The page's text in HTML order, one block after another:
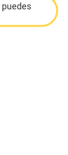
puedes